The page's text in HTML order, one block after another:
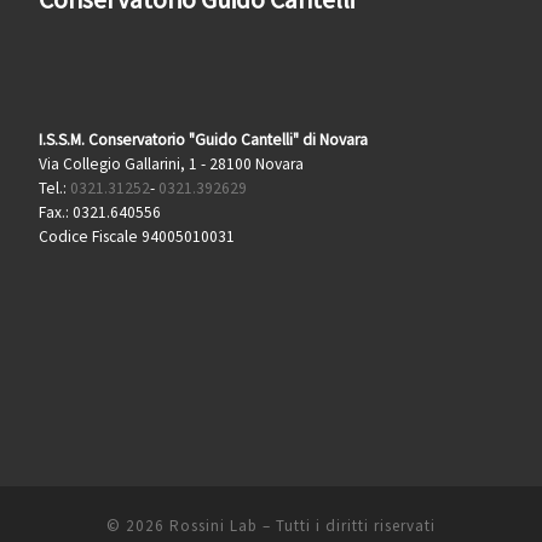
I.S.S.M. Conservatorio "Guido Cantelli" di Novara
Via Collegio Gallarini, 1 - 28100 Novara
Tel.: 0321.31252- 0321.392629
Fax.: 0321.640556
Codice Fiscale 94005010031
© 2026 Rossini Lab – Tutti i diritti riservati